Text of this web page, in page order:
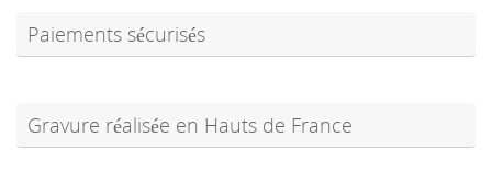
Paiements sécurisés
Gravure réalisée en Hauts de France